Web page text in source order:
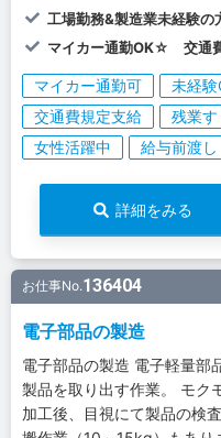
工場勤務&製造業未経験の
マイカー通勤OK☆ 交通
マイカー通勤可 未経験
交通費規定支給
残業す
女性活躍中
給与前渡し
詳細をみる
お仕事No.136404
電子部品の製造
電子部品の製造 電子軽量部
製品を取り出す作業。 モク
加工後、目視にて製品の検